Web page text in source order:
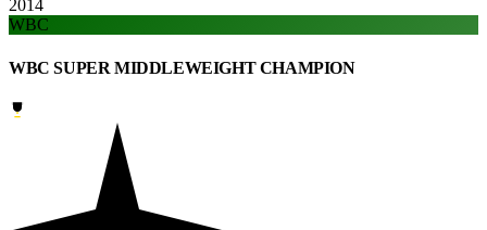
2014
WBC
WBC SUPER MIDDLEWEIGHT CHAMPION